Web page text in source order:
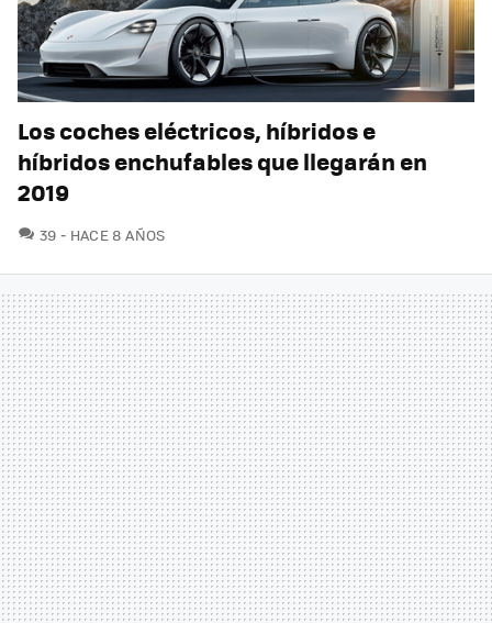
Los coches eléctricos, híbridos e
híbridos enchufables que llegarán en
2019
39 COMENTARIOS
HACE 8 AÑOS